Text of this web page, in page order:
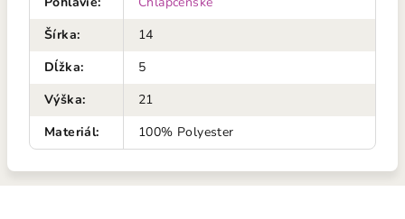
Šírka:
14
Dĺžka:
5
Výška:
21
Materiál: 100% Polyester